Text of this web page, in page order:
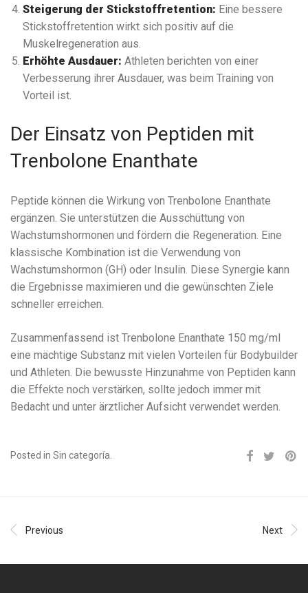
Steigerung der Stickstoffretention: Eine bessere
Stickstoffretention wirkt sich positiv auf die
Muskelregeneration aus.
Erhöhte Ausdauer: Athleten berichten von einer
Verbesserung ihrer Ausdauer, was beim Training von
Vorteil ist.
Der Einsatz von Peptiden mit
Trenbolone Enanthate
Peptide können die Wirkung von Trenbolone Enanthate
ergänzen. Sie unterstützen die Ausschüttung von
Wachstumshormonen und fördern die Regeneration. Eine
klassische Kombination ist die Verwendung von
Wachstumshormon (GH) oder Insulin. Diese Synergie kann
die Ergebnisse maximieren und die gewünschten Ziele
schneller erreichen.
Zusammenfassend ist Trenbolone Enanthate 150 mg/ml
eine mächtige Substanz mit vielen Vorteilen für Bodybuilder
und Athleten. Die bewusste Hinzunahme von Peptiden kann
die Effekte noch verstärken, sollte jedoch immer mit
Bedacht und unter ärztlicher Aufsicht verwendet werden.
Posted in Sin categoría.
Previous Next